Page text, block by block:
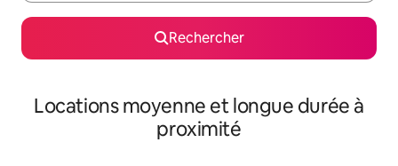
Rechercher
Locations moyenne et longue durée à
proximité